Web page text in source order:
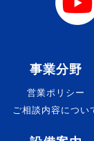
事業分野
営業ポリシー
ご相談内容につい